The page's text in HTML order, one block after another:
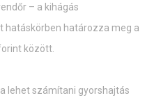
– a kihágás
hatáskörben határozza meg a
között.
lehet számítani gyorshajtás